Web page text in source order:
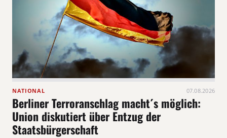
NATIONAL 07.08.2026
Berliner Terroranschlag macht´s möglich:
Union diskutiert über Entzug der
Staatsbürgerschaft